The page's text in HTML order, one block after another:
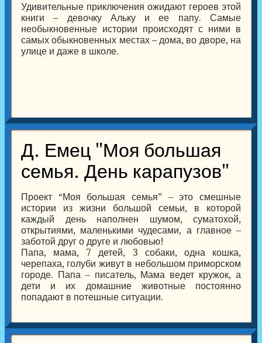
Удивительные приключения ожидают героев этой
книги – девочку Альку и ее папу. Самые
необыкновенные истории происходят с ними в
самых обыкновенных местах – дома, во дворе, на
улице и даже в школе.
Д. Емец "Моя большая
семья. День карапузов"
Проект “Моя большая семья” – это смешные
истории из жизни большой семьи, в которой
каждый день наполнен шумом, суматохой,
открытиями, маленькими чудесами, а главное –
заботой друг о друге и любовью!
Папа, мама, 7 детей, 3 собаки, одна кошка,
черепаха, голуби живут в небольшом приморском
городе. Папа – писатель, Мама ведет кружок, а
дети и их домашние животные постоянно
попадают в потешные ситуации.